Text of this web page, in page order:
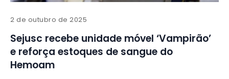
2 de outubro de 2025
Sejusc recebe unidade móvel ‘Vampirão’
e reforça estoques de sangue do
Hemoam